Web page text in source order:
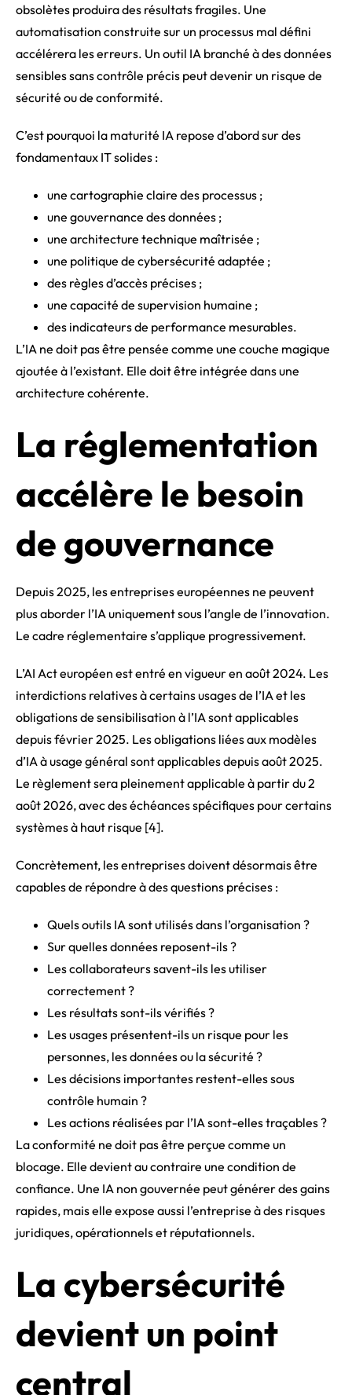
obsolètes produira des résultats fragiles. Une
automatisation construite sur un processus mal défini
accélérera les erreurs. Un outil IA branché à des données
sensibles sans contrôle précis peut devenir un risque de
sécurité ou de conformité.
C’est pourquoi la maturité IA repose d’abord sur des
fondamentaux IT solides :
une cartographie claire des processus ;
une gouvernance des données ;
une architecture technique maîtrisée ;
une politique de cybersécurité adaptée ;
des règles d’accès précises ;
une capacité de supervision humaine ;
des indicateurs de performance mesurables.
L’IA ne doit pas être pensée comme une couche magique
ajoutée à l’existant. Elle doit être intégrée dans une
architecture cohérente.
La réglementation
accélère le besoin
de gouvernance
Depuis 2025, les entreprises européennes ne peuvent
plus aborder l’IA uniquement sous l’angle de l’innovation.
Le cadre réglementaire s’applique progressivement.
L’AI Act européen est entré en vigueur en août 2024. Les
interdictions relatives à certains usages de l’IA et les
obligations de sensibilisation à l’IA sont applicables
depuis février 2025. Les obligations liées aux modèles
d’IA à usage général sont applicables depuis août 2025.
Le règlement sera pleinement applicable à partir du 2
août 2026, avec des échéances spécifiques pour certains
systèmes à haut risque [4].
Concrètement, les entreprises doivent désormais être
capables de répondre à des questions précises :
Quels outils IA sont utilisés dans l’organisation ?
Sur quelles données reposent-ils ?
Les collaborateurs savent-ils les utiliser
correctement ?
Les résultats sont-ils vérifiés ?
Les usages présentent-ils un risque pour les
personnes, les données ou la sécurité ?
Les décisions importantes restent-elles sous
contrôle humain ?
Les actions réalisées par l’IA sont-elles traçables ?
La conformité ne doit pas être perçue comme un
blocage. Elle devient au contraire une condition de
confiance. Une IA non gouvernée peut générer des gains
rapides, mais elle expose aussi l’entreprise à des risques
juridiques, opérationnels et réputationnels.
La cybersécurité
devient un point
central